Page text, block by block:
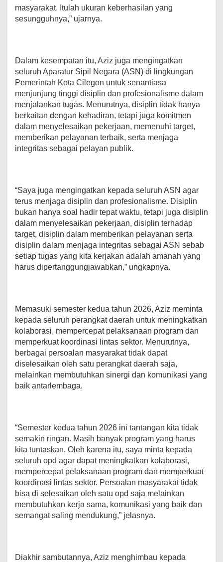
p
i
o
g
r
a
m
masyarakat. Itulah ukuran keberhasilan yang
sesungguhnya,” ujarnya.
Dalam kesempatan itu, Aziz juga mengingatkan
seluruh Aparatur Sipil Negara (ASN) di lingkungan
Pemerintah Kota Cilegon untuk senantiasa
menjunjung tinggi disiplin dan profesionalisme dalam
menjalankan tugas. Menurutnya, disiplin tidak hanya
berkaitan dengan kehadiran, tetapi juga komitmen
dalam menyelesaikan pekerjaan, memenuhi target,
memberikan pelayanan terbaik, serta menjaga
integritas sebagai pelayan publik.
“Saya juga mengingatkan kepada seluruh ASN agar
terus menjaga disiplin dan profesionalisme. Disiplin
bukan hanya soal hadir tepat waktu, tetapi juga disiplin
dalam menyelesaikan pekerjaan, disiplin terhadap
target, disiplin dalam memberikan pelayanan serta
disiplin dalam menjaga integritas sebagai ASN sebab
setiap tugas yang kita kerjakan adalah amanah yang
harus dipertanggungjawabkan,” ungkapnya.
Memasuki semester kedua tahun 2026, Aziz meminta
kepada seluruh perangkat daerah untuk meningkatkan
kolaborasi, mempercepat pelaksanaan program dan
memperkuat koordinasi lintas sektor. Menurutnya,
berbagai persoalan masyarakat tidak dapat
diselesaikan oleh satu perangkat daerah saja,
melainkan membutuhkan sinergi dan komunikasi yang
baik antarlembaga.
“Semester kedua tahun 2026 ini tantangan kita tidak
semakin ringan. Masih banyak program yang harus
kita tuntaskan. Oleh karena itu, saya minta kepada
seluruh opd agar dapat meningkatkan kolaborasi,
mempercepat pelaksanaan program dan memperkuat
koordinasi lintas sektor. Persoalan masyarakat tidak
bisa di selesaikan oleh satu opd saja melainkan
membutuhkan kerja sama, komunikasi yang baik dan
semangat saling mendukung,” jelasnya.
Diakhir sambutannya, Aziz menghimbau kepada